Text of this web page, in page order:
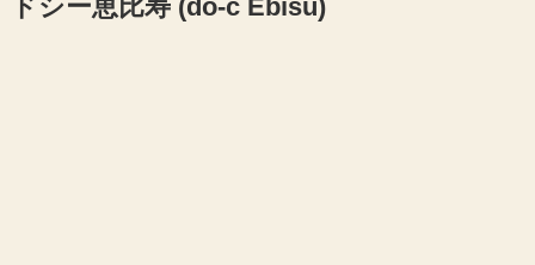
ドシー恵比寿 (do-c Ebisu)